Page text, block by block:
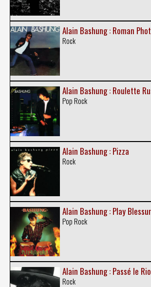
Alain Bashung : Roman
Rock
Alain Bashung : Roulette
Pop Rock
Alain Bashung : Pizza
Rock
Alain Bashung : Play
Pop Rock
Alain Bashung : Passé le
Rock